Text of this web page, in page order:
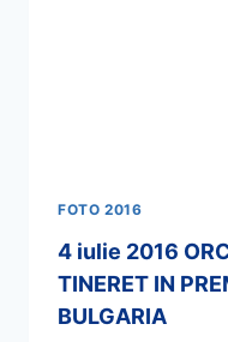
FOTO 2016
4 iulie 2016
TINERET IN
BULGARIA